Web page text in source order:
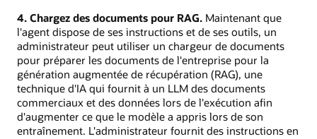
4. Chargez des documents pour RAG. Maintenant que
l'agent dispose de ses instructions et de ses outils, un
administrateur peut utiliser un chargeur de documents
pour préparer les documents de l'entreprise pour la
génération augmentée de récupération (RAG), une
technique d'IA qui fournit à un LLM des documents
commerciaux et des données lors de l'exécution afin
d'augmenter ce que le modèle a appris lors de son
entraînement. L'administrateur fournit des instructions en